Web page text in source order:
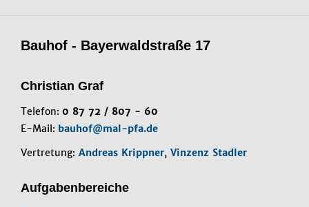
Bauhof - Bayerwaldstraße 17
Christian Graf
Telefon: 0 87 72 / 807 - 60
E-Mail: bauhof@mal-pfa.de
Vertretung: Andreas Krippner, Vinzenz Stadler
Aufgabenbereiche